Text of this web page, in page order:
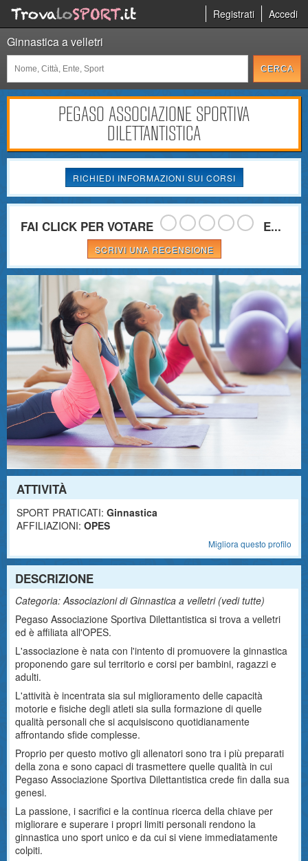
Registrati Accedi
Ginnastica a velletri
PEGASO ASSOCIAZIONE SPORTIVA
DILETTANTISTICA
RICHIEDI INFORMAZIONI SUI CORSI
FAI CLICK PER VOTARE E...
SCRIVI UNA RECENSIONE
ATTIVITÀ
SPORT PRATICATI: Ginnastica
AFFILIAZIONI: OPES
Migliora questo profilo
DESCRIZIONE
Categoria: Associazioni di Ginnastica a velletri (vedi tutte)
Pegaso Associazione Sportiva Dilettantistica si trova a velletri
ed è affiliata all'OPES.
L'associazione è nata con l'intento di promuovere la ginnastica
proponendo gare sul territorio e corsi per bambini, ragazzi e
adulti.
L'attività è incentrata sia sul miglioramento delle capacità
motorie e fisiche degli atleti sia sulla formazione di quelle
qualità personali che si acquisiscono quotidianamente
affrontando sfide complesse.
Proprio per questo motivo gli allenatori sono tra i più preparati
della zona e sono capaci di trasmettere quelle qualità in cui
Pegaso Associazione Sportiva Dilettantistica crede fin dalla sua
genesi.
La passione, i sacrifici e la continua ricerca della chiave per
migliorare e superare i propri limiti personali rendono la
ginnastica uno sport unico e da cui si viene immediatamente
colpiti.